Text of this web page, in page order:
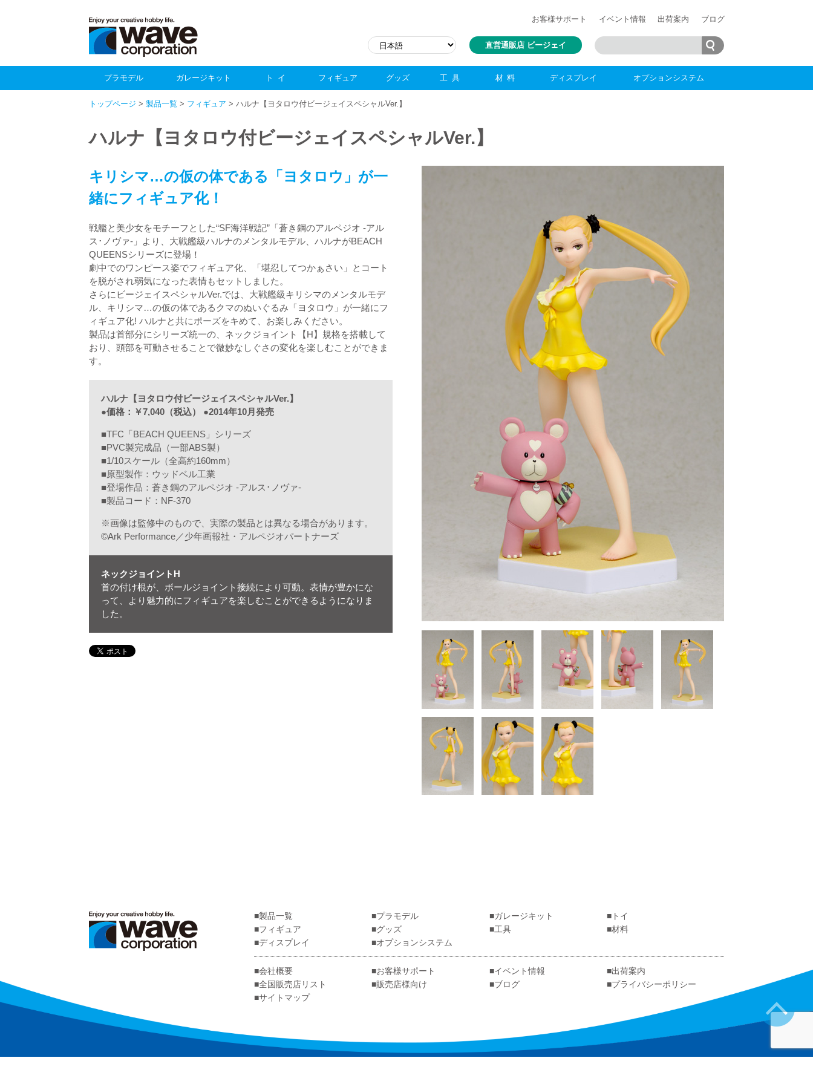
お客様サポート イベント情報 出荷案内 ブログ
直営通販店 ビージェイ
プラモデル ガレージキット トイ フィギュア グッズ 工具 材料 ディスプレイ オプションシステム
トップページ > 製品一覧 > フィギュア > ハルナ【ヨタロウ付ビージェイスペシャルVer.】
ハルナ【ヨタロウ付ビージェイスペシャルVer.】
キリシマ…の仮の体である「ヨタロウ」が一
緒にフィギュア化！
戦艦と美少女をモチーフとした“SF海洋戦記”「蒼き鋼のアルペジオ -アル
ス･ノヴァ-」より、大戦艦級ハルナのメンタルモデル、ハルナがBEACH
QUEENSシリーズに登場！
劇中でのワンピース姿でフィギュア化、「堪忍してつかぁさい」とコート
を脱がされ弱気になった表情もセットしました。
さらにビージェイスペシャルVer.では、大戦艦級キリシマのメンタルモデ
ル、キリシマ…の仮の体であるクマのぬいぐるみ「ヨタロウ」が一緒にフ
ィギュア化! ハルナと共にポーズをキめて、お楽しみください。
製品は首部分にシリーズ統一の、ネックジョイント【H】規格を搭載して
おり、頭部を可動させることで微妙なしぐさの変化を楽しむことができま
す。
ハルナ【ヨタロウ付ビージェイスペシャルVer.】
●価格：￥7,040（税込） ●2014年10月発売
■TFC「BEACH QUEENS」シリーズ
■PVC製完成品（一部ABS製）
■1/10スケール（全高約160mm）
■原型製作：ウッドベル工業
■登場作品：蒼き鋼のアルペジオ -アルス･ノヴァ-
■製品コード：NF-370
※画像は監修中のもので、実際の製品とは異なる場合があります。
©Ark Performance／少年画報社・アルペジオパートナーズ
ネックジョイントH
首の付け根が、ボールジョイント接続により可動。表情が豊かにな
って、より魅力的にフィギュアを楽しむことができるようになりま
した。
製品一覧 プラモデル ガレージキット
トイ
フィギュア
グッズ 工具
材料
ディスプレイ
オプションシステム
会社概要 お客様サポート イベント情報
出荷案内
全国販売店リスト
販売店様向け ブログ
プライバシーポリシー
サイトマップ